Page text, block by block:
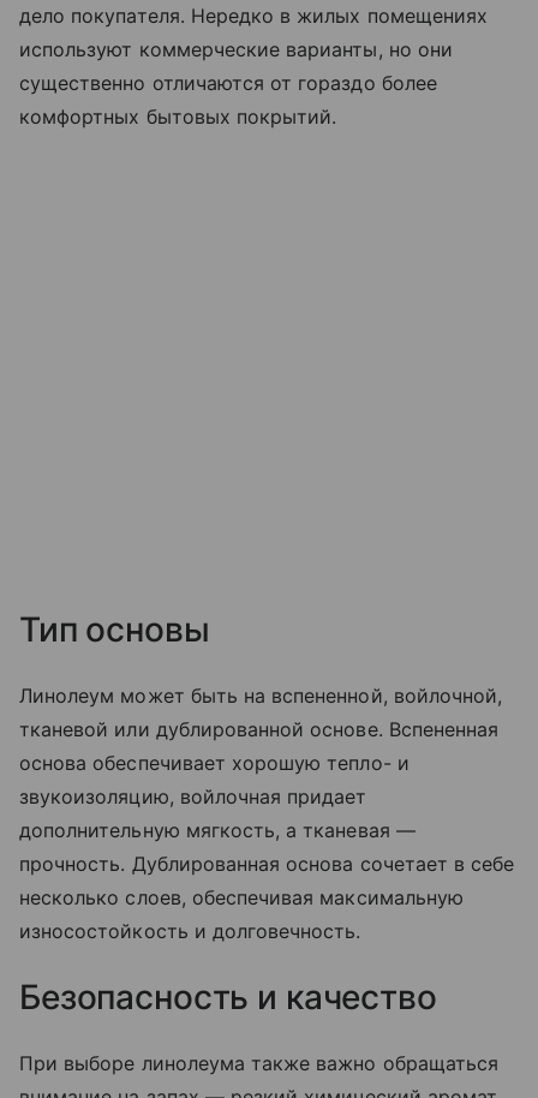
дело покупателя. Нередко в жилых помещениях
используют коммерческие варианты, но они
существенно отличаются от гораздо более
комфортных бытовых покрытий.
Тип основы
Линолеум может быть на вспененной, войлочной,
тканевой или дублированной основе. Вспененная
основа обеспечивает хорошую тепло- и
звукоизоляцию, войлочная придает
дополнительную мягкость, а тканевая —
прочность. Дублированная основа сочетает в себе
несколько слоев, обеспечивая максимальную
износостойкость и долговечность.
Безопасность и качество
При выборе линолеума также важно обращаться